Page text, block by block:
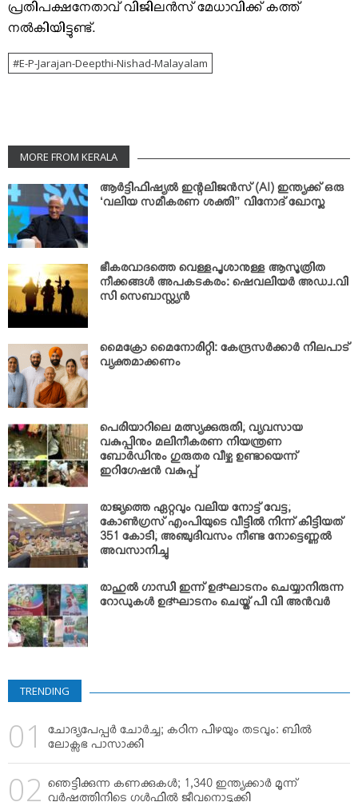
പ്രതിപക്ഷനേതാവ് വിജിലന്‍സ് മേധാവിക്ക് കത്ത്
നല്‍കിയിട്ടുണ്ട്.
E-P-Jarajan-Deepthi-Nishad-Malayalam
MORE FROM KERALA
ആര്‍ട്ടിഫിഷ്യല്‍ ഇന്റലിജന്‍സ് (AI) ഇന്ത്യക്ക് ഒരു
‘വലിയ സമീകരണ ശക്തി” വിനോദ് ഖോസ്ല
ഭീകരവാദത്തെ വെള്ളപൂശാനുള്ള ആസൂത്രിത
നീക്കങ്ങള്‍ അപകടകരം: ഷെവലിയര്‍ അഡ്വ.വി
സി സെബാസ്റ്റ്യന്‍
മൈക്രോ മൈനോരിറ്റി: കേന്ദ്രസര്‍ക്കാര്‍ നിലപാട്
വ്യക്തമാക്കണം
പെരിയാറിലെ മത്സ്യക്കുരുതി; വ്യവസായ
വകുപ്പിനും മലിനീകരണ നിയന്ത്രണ
ബോര്‍ഡിനും ഗുരുതര വീഴ്ച ഉണ്ടായെന്ന്
ഇറിഗേഷന്‍ വകുപ്പ്
രാജ്യത്തെ ഏറ്റവും വലിയ നോട്ട് വേട്ട;
കോണ്‍ഗ്രസ് എംപിയുടെ വീട്ടില്‍ നിന്ന് കിട്ടിയത്
351 കോടി; അഞ്ചുദിവസം നീണ്ട നോട്ടെണ്ണല്‍
അവസാനിച്ചു
രാഹുല്‍ ഗാന്ധി ഇന്ന് ഉദ്ഘാടനം ചെയ്യാനിരുന്ന
റോഡുകള്‍ ഉദ്ഘാടനം ചെയ്ത് പി വി അന്‍വര്‍
TRENDING
ചോദ്യപേപ്പര്‍ ചോര്‍ച്ച; കഠിന പിഴയും തടവും: ബില്‍
ലോക്സഭ പാസാക്കി
ഞെട്ടിക്കുന്ന കണക്കുകള്‍; 1,340 ഇന്ത്യക്കാര്‍ മൂന്ന്